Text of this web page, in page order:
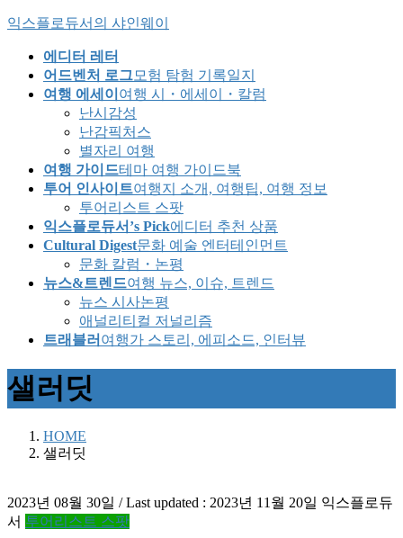
Skip
content
Skip
Navigation
익스플로듀서의 샤인웨이
에디터 레터
어드벤처 로그모험 탐험 기록일지
여행 에세이 여행 시・에세이・칼럼
난시감성
난감픽처스
별자리 여행
여행 가이드테마 여행 가이드북
투어 인사이트여행지 소개, 여행팁, 여행 정보
투어리스트 스팟
익스플로듀서’s Pick에디터 추천 상품
Cultural Digest문화 예술 엔터테인먼트
문화 칼럼・논평
뉴스&트렌드여행 뉴스, 이슈, 트렌드
뉴스 시사논평
애널리티컬 저널리즘
트래블러 여행가 스토리, 에피소드, 인터뷰
샐러딧
HOME
샐러딧
2023년 08월 30일 / Last updated : 2023년 11월 20일 익스플로듀
서 투어리스트 스팟